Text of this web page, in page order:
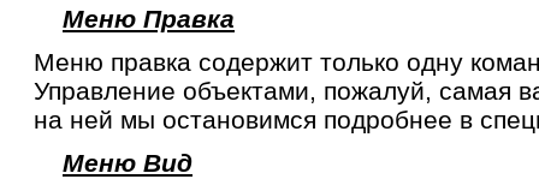
Меню Правка
Меню правка содержит только одну
Управление объектами, пожалуй, самая
на ней мы остановимся подробнее в
Меню Вид